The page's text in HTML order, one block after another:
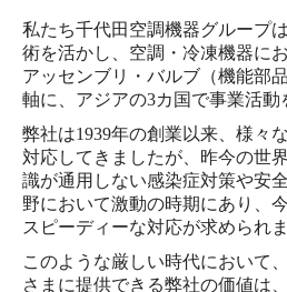
私たち千代田空調機器グループ
術を活かし、 空調・冷凍機器に
アッセンブリ・バルブ（機能部
軸に、 アジアの3カ国で事業活動
弊社は1939年の創業以来、様々
対応してきましたが、 昨今の世
識が通用しない感染症対策や安全
野において激動の時期にあり、
スピーディーな対応が求められま
このような厳しい時代において
さまに提供できる弊社の価値は、